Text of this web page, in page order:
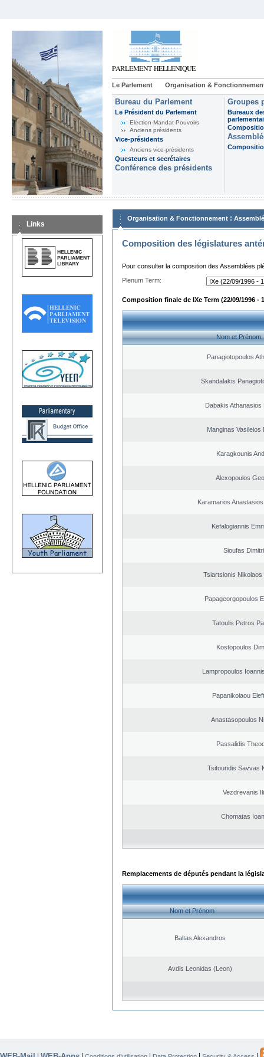
Le Parlement Organisation &
Bureau du Parlement
Le Président du Parlement
Election-Mandat-Pouvoirs
Anciens présidents
Vice-présidents
Anciens vice-présidents
Questeurs et secrétaires
Conférence des présidents
Groupes
Bureaux
Links
Organisation & Fonctionnement :
Composition des législatures
Pour consulter la composition des Assemblées
Plenum Term:
Composition finale de IXe Term (22/09/1996 -
Nom et Prénom
Panagiotopoulos
Skandalakis
Dabakis Athanasios
Manginas Vasileios
Karagkounis
Alexopoulos
Karamarios
Kefalogiannis
Sioufas
Tsiartsionis Nikolaos
Papageorgopoulos
Tatoulis Petros
Kostopoulos
Lampropoulos
Papanikolaou
Anastasopoulos
Passalidis
Tsitouridis Savvas
Vezdrevanis
Chomatas
Remplacements de députés pendant la
Nom et Prénom
Baltas Alexandros
Avdis Leonidas (Leon)
| | | | |